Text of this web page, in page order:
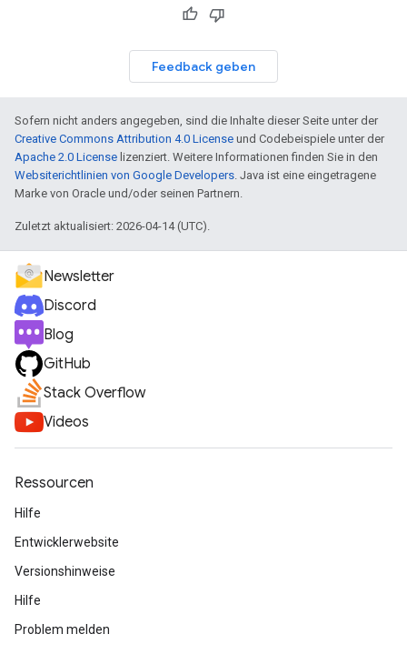
Feedback geben
Sofern nicht anders angegeben, sind die Inhalte dieser Seite unter der
Creative Commons Attribution 4.0 License und Codebeispiele unter der
Apache 2.0 License lizenziert. Weitere Informationen finden Sie in den
Websiterichtlinien von Google Developers. Java ist eine eingetragene
Marke von Oracle und/oder seinen Partnern.
Zuletzt aktualisiert: 2026-04-14 (UTC).
Newsletter
Discord
Blog
GitHub
Stack Overflow
Videos
Ressourcen
Hilfe
Entwicklerwebsite
Versionshinweise
Hilfe
Problem melden